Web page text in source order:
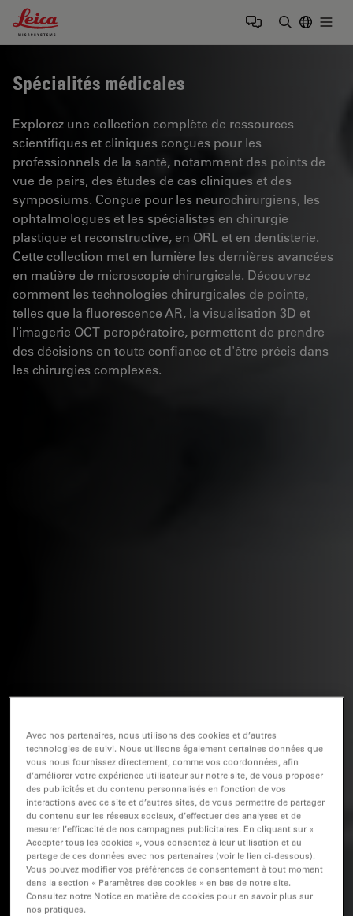
Leica Microsystems Logo
Spécialités médicales
Explorez une collection complète de ressources
scientifiques et cliniques conçues pour les
professionnels de la santé, notamment des points de
vue de pairs, des études de cas cliniques et des
symposiums. Conçue pour les neurochirurgiens, les
ophtalmologues et les spécialistes en chirurgie
plastique et reconstructive, en ORL et en dentisterie.
Cette collection met en lumière les dernières avancées
en matière de microscopie chirurgicale. Découvrez
comment les technologies chirurgicales de pointe,
telles que la fluorescence AR, la visualisation 3D et
l'imagerie OCT peropératoire, permettent de prendre
des décisions en toute confiance et d'être précis dans
les chirurgies complexes.
Avec nos partenaires, nous utilisons des cookies et d’autres
technologies de suivi. Nous utilisons également certaines données que
vous nous fournissez directement, comme vos coordonnées, afin
d’améliorer votre expérience utilisateur sur notre site, de vous proposer
des publicités et du contenu personnalisés en fonction de vos
interactions avec ce site et d’autres sites, de vous permettre de partager
du contenu sur les réseaux sociaux, d’effectuer des analyses et de
mesurer l’efficacité de nos campagnes publicitaires. En cliquant sur «
Accepter tous les cookies », vous consentez à leur utilisation et au
partage de ces données avec nos partenaires (voir le lien ci-dessous).
Vous pouvez modifier vos préférences de consentement à tout moment
dans la section « Paramètres des cookies » en bas de notre site.
Consultez notre Notice en matière de cookies pour en savoir plus sur
nos pratiques.